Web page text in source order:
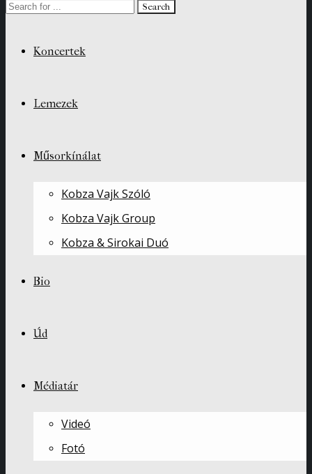
Koncertek
Lemezek
Műsorkínálat
Kobza Vajk Szóló
Kobza Vajk Group
Kobza & Sirokai Duó
Bio
Úd
Médiatár
Videó
Fotó